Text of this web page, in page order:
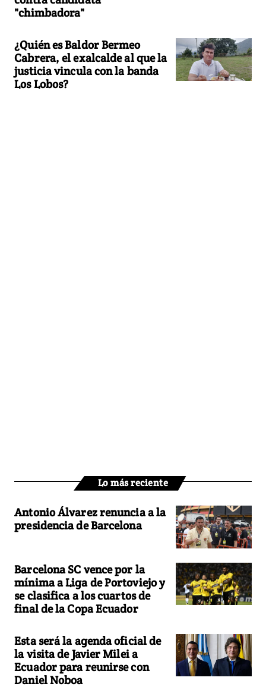
"chimbadora"
¿Quién es Baldor Bermeo
Cabrera, el exalcalde al que la
justicia vincula con la banda
Los Lobos?
Lo más reciente
Antonio Álvarez renuncia a la
presidencia de Barcelona
Barcelona SC vence por la
mínima a Liga de Portoviejo y
se clasifica a los cuartos de
final de la Copa Ecuador
Esta será la agenda oficial de
la visita de Javier Milei a
Ecuador para reunirse con
Daniel Noboa